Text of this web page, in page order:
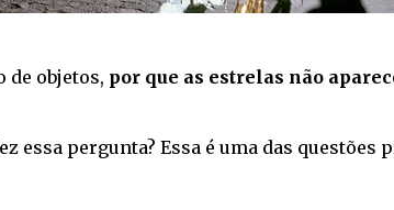
de objetos, por que as estrelas não
essa pergunta? Essa é uma das